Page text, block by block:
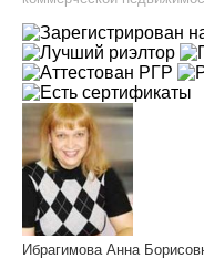
Ибрагимова Анна